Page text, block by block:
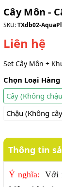
Cây Môn -
SKU:TXdb02-
Liên hệ
Set Cây Môn +
Chọn Loại Hàng
Cây (Không
Chậu (Không
Thông tin
Ý nghĩa: Với